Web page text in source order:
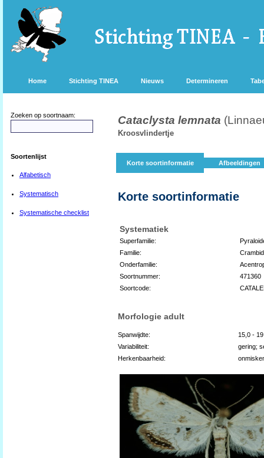
Home Stichting TINEA Nieuws Determineren
Zoeken op soortnaam:
Soortenlijst
Alfabetisch
Systematisch
Systematische checklist
Cataclysta lemnata
Kroosvlindertje
Korte soortinformatie Afbeeldingen
Korte soortinformatie
Systematiek
Superfamilie:
Familie:
Onderfamilie:
Soortnummer:
471360
Soortcode:
Morfologie adult
Spanwijdte:
15,0 -
Variabiliteit:
gering;
Herkenbaarheid: